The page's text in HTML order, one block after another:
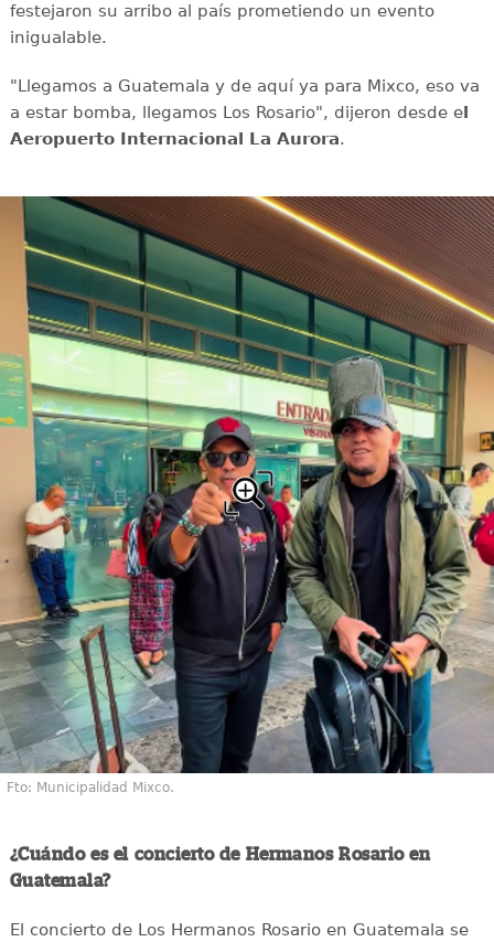
festejaron su arribo al país prometiendo un evento
inigualable.
"Llegamos a Guatemala y de aquí ya para Mixco, eso va
a estar bomba, llegamos Los Rosario", dijeron desde el
Aeropuerto Internacional La Aurora.
Fto: Municipalidad Mixco.
¿Cuándo es el concierto de Hermanos Rosario en
Guatemala?
El concierto de Los Hermanos Rosario en Guatemala se